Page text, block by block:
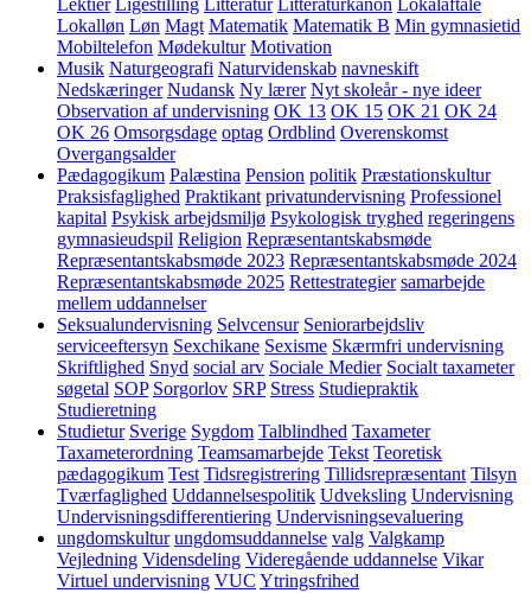
Lektier Ligestilling Litteratur Litteraturkanon Lokalaftale
Lokalløn Løn Magt Matematik Matematik B Min gymnasietid
Mobiltelefon Mødekultur Motivation
Musik Naturgeografi Naturvidenskab navneskift
Nedskæringer Nudansk Ny lærer Nyt skoleår - nye ideer
Observation af undervisning OK 13 OK 15 OK 21 OK 24
OK 26 Omsorgsdage optag Ordblind Overenskomst
Overgangsalder
Pædagogikum Palæstina Pension politik Præstationskultur
Praksisfaglighed Praktikant privatundervisning Professionel
kapital Psykisk arbejdsmiljø Psykologisk tryghed regeringens
gymnasieudspil Religion Repræsentantskabsmøde
Repræsentantskabsmøde 2023 Repræsentantskabsmøde 2024
Repræsentantskabsmøde 2025 Rettestrategier samarbejde
mellem uddannelser
Seksualundervisning Selvcensur Seniorarbejdsliv
serviceeftersyn Sexchikane Sexisme Skærmfri undervisning
Skriftlighed Snyd social arv Sociale Medier Socialt taxameter
søgetal SOP Sorgorlov SRP Stress Studiepraktik
Studieretning
Studietur Sverige Sygdom Talblindhed Taxameter
Taxameterordning Teamsamarbejde Tekst Teoretisk
pædagogikum Test Tidsregistrering Tillidsrepræsentant Tilsyn
Tværfaglighed Uddannelsespolitik Udveksling Undervisning
Undervisningsdifferentiering Undervisningsevaluering
ungdomskultur ungdomsuddannelse valg Valgkamp
Vejledning Vidensdeling Videregående uddannelse Vikar
Virtuel undervisning VUC Ytringsfrihed